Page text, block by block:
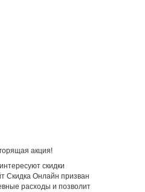
акция!
скидки
Скидка Онлайн призван
расходы и позволит